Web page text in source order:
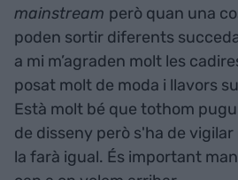
mainstream però quan una
poden sortir diferents
a mi m’agraden molt les
posat molt de moda i llavors
Està molt bé que tothom
de disseny però s'ha de
la farà igual. És important